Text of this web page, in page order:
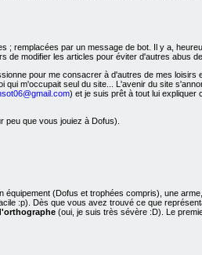
; remplacées par un message de bot. Il y a,
de modifier les articles pour éviter d'autres abus
pour me consacrer à d'autres de mes
m'occupait seul du site... L'avenir du site
) et je suis prêt à tout lui expliquer
peu que vous jouiez à Dofus).
(Dofus et trophées compris), une
:p). Dès que vous avez trouvé ce que
(oui, je suis très sévère :D). Le